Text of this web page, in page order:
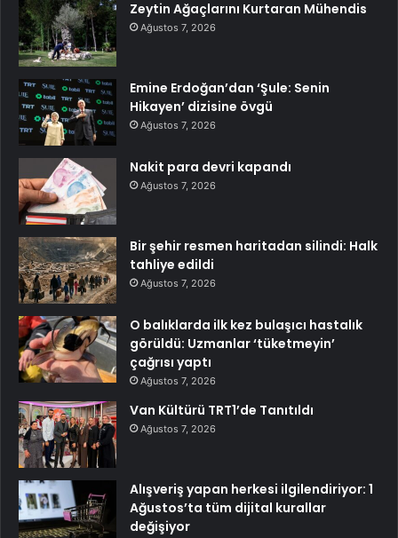
Zeytin Ağaçlarını Kurtaran Mühendis
Ağustos 7, 2026
Emine Erdoğan’dan ‘Şule: Senin
Hikayen’ dizisine övgü
Ağustos 7, 2026
Nakit para devri kapandı
Ağustos 7, 2026
Bir şehir resmen haritadan silindi: Halk
tahliye edildi
Ağustos 7, 2026
O balıklarda ilk kez bulaşıcı hastalık
görüldü: Uzmanlar ‘tüketmeyin’
çağrısı yaptı
Ağustos 7, 2026
Van Kültürü TRT1’de Tanıtıldı
Ağustos 7, 2026
Alışveriş yapan herkesi ilgilendiriyor: 1
Ağustos’ta tüm dijital kurallar
değişiyor